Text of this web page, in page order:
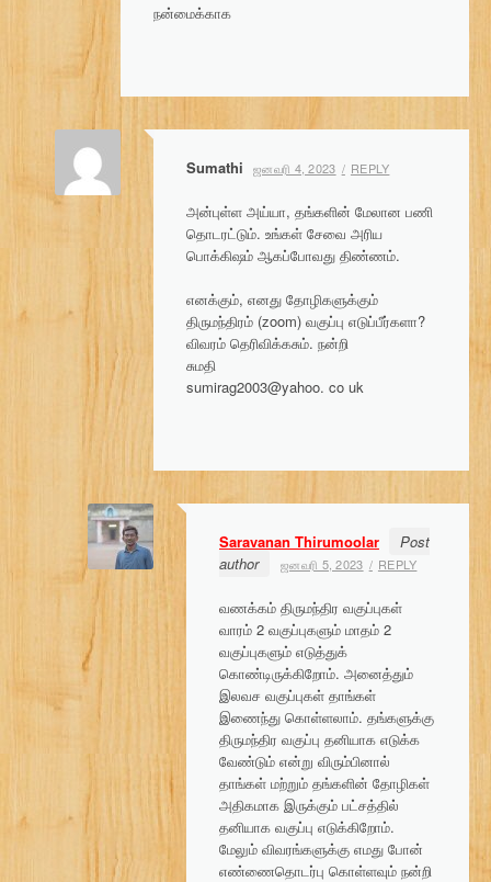
நன்மைக்காக
Sumathi ஜனவரி 4, 2023 REPLY
அன்புள்ள அய்யா, தங்களின் மேலான பணி
தொடரட்டும். உங்கள் சேவை அரிய
பொக்கிஷம் ஆகப்போவது திண்ணம்.
எனக்கும், எனது தோழிகளுக்கும்
திருமந்திரம் (zoom) வகுப்பு எடுப்பீர்களா?
விவரம் தெரிவிக்கசும். நன்றி
சுமதி
sumirag2003@yahoo. co uk
Saravanan Thirumoolar
Post
author
ஜனவரி 5, 2023 REPLY
வணக்கம் திருமந்திர வகுப்புகள்
வாரம் 2 வகுப்புகளும் மாதம் 2
வகுப்புகளும் எடுத்துக்
கொண்டிருக்கிறோம். அனைத்தும்
இலவச வகுப்புகள் தாங்கள்
இணைந்து கொள்ளலாம். தங்களுக்கு
திருமந்திர வகுப்பு தனியாக எடுக்க
வேண்டும் என்று விரும்பினால்
தாங்கள் மற்றும் தங்களின் தோழிகள்
அதிகமாக இருக்கும் பட்சத்தில்
தனியாக வகுப்பு எடுக்கிறோம்.
மேலும் விவரங்களுக்கு எமது போன்
எண்ணைதொடர்பு கொள்ளவும் நன்றி